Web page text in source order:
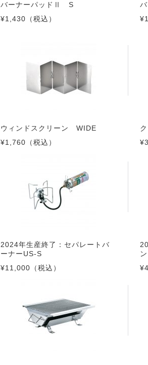
バーナーパッドⅡ S
¥1,430 （税込）
ウィンドスクリーン WIDE
¥1,760 （税込）
2024年生産終了：セパレートバ
ーナーUS-S
¥11,000 （税込）